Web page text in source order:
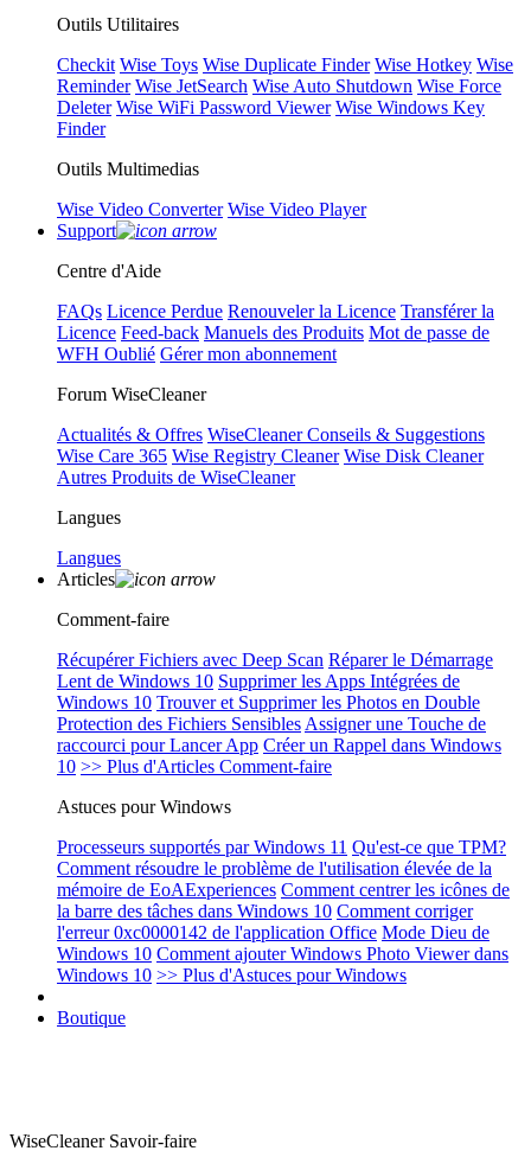
Outils Utilitaires
Checkit Wise Toys Wise Duplicate Finder Wise Hotkey Wise
Reminder Wise JetSearch Wise Auto Shutdown Wise Force
Deleter Wise WiFi Password Viewer Wise Windows Key
Finder
Outils Multimedias
Wise Video Converter Wise Video Player
Support
Centre d'Aide
FAQs Licence Perdue Renouveler la Licence Transférer la
Licence Feed-back Manuels des Produits Mot de passe de
WFH Oublié Gérer mon abonnement
Forum WiseCleaner
Actualités & Offres WiseCleaner Conseils & Suggestions
Wise Care 365 Wise Registry Cleaner Wise Disk Cleaner
Autres Produits de WiseCleaner
Langues
Langues
Articles
Comment-faire
Récupérer Fichiers avec Deep Scan Réparer le Démarrage
Lent de Windows 10 Supprimer les Apps Intégrées de
Windows 10 Trouver et Supprimer les Photos en Double
Protection des Fichiers Sensibles Assigner une Touche de
raccourci pour Lancer App Créer un Rappel dans Windows
10 >> Plus d'Articles Comment-faire
Astuces pour Windows
Processeurs supportés par Windows 11 Qu'est-ce que TPM?
Comment résoudre le problème de l'utilisation élevée de la
mémoire de EoAExperiences Comment centrer les icônes de
la barre des tâches dans Windows 10 Comment corriger
l'erreur 0xc0000142 de l'application Office Mode Dieu de
Windows 10 Comment ajouter Windows Photo Viewer dans
Windows 10 >> Plus d'Astuces pour Windows
Boutique
WiseCleaner Savoir-faire